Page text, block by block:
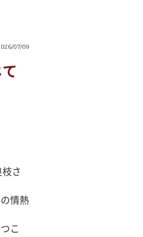
07/09
さ
情熱
こ